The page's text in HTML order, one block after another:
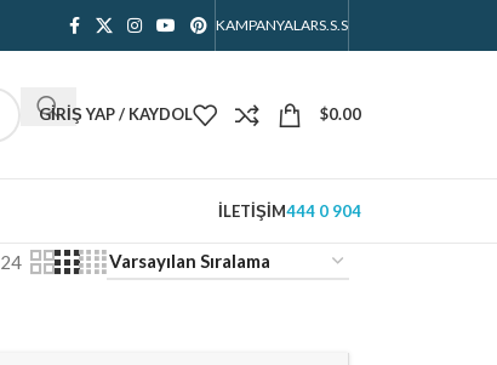
KAMPANYALARS.S.S
GIRIŞ YAP / KAYDOL $0.00
İLETIŞIM444 0 904
24